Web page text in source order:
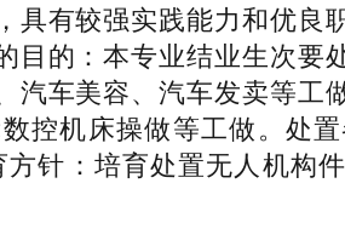
有较强实践能力和优良
的：本专业结业生次要
车美容、汽车发卖等工
控机床操做等工做。处
针：培育处置无人机构